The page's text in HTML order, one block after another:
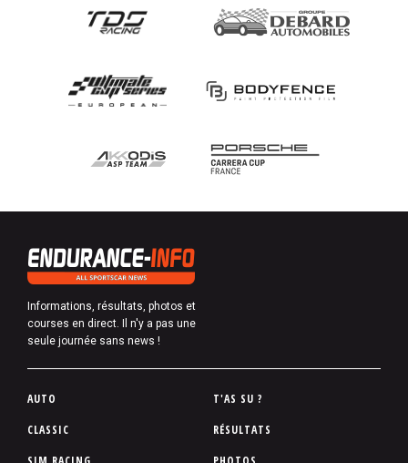
Informations, résultats, photos et
courses en direct. Il n'y a pas une
seule journée sans news !
P
AUTO
CLASSIC
T'AS SU ?
RÉSULTATS